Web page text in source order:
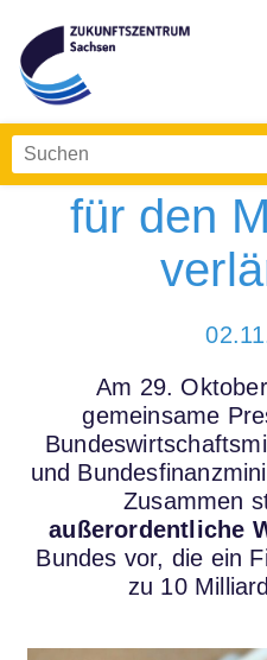
für den
Am 29.
gemeinsame
und
Zusammen
außerordentliche
Bundes vor, die ein
zu 10